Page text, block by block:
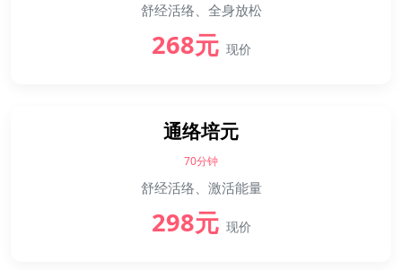
舒经活络、全身放松
268元 现价
通络培元
70分钟
舒经活络、激活能量
298元 现价